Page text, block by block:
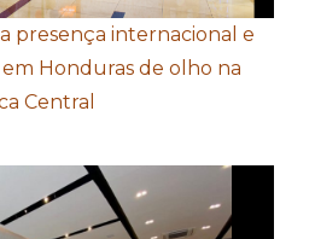
presença internacional e
Honduras de olho na
Central